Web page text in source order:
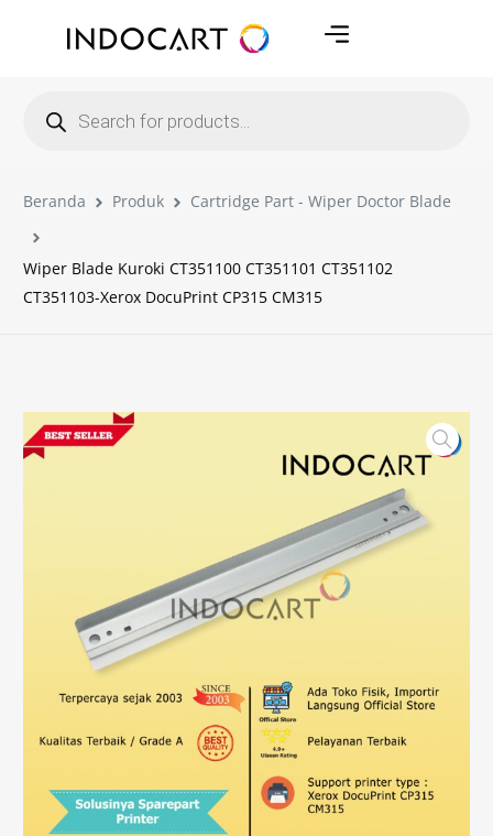
Beranda Produk Cartridge Part - Wiper Doctor Blade
Wiper Blade Kuroki CT351100 CT351101 CT351102
CT351103-Xerox DocuPrint CP315 CM315